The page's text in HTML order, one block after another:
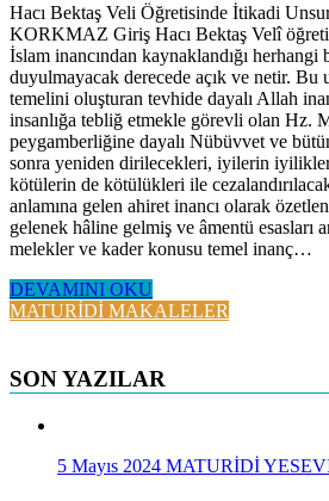
Hacı Bektaş Veli Öğretisinde İtikadi
KORKMAZ Giriş Hacı Bektaş Velî
İslam inancından kaynaklandığı herhangi
duyulmayacak derecede açık ve netir. Bu
temelini oluşturan tevhide dayalı Allah
insanlığa tebliğ etmekle görevli olan Hz.
peygamberliğine dayalı Nübüvvet ve
sonra yeniden dirilecekleri, iyilerin
kötülerin de kötülükleri ile
anlamına gelen ahiret inancı olarak
gelenek hâline gelmiş ve âmentü esasları
melekler ve kader konusu temel inanç…
DEVAMINI OKU
MATURİDİ MAKALELER
SON YAZILAR
5 Mayıs 2024 MATURİDİ